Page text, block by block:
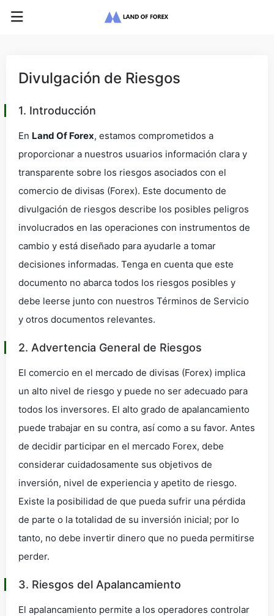
Divulgación de Riesgos
1. Introducción
En Land Of Forex, estamos comprometidos a
proporcionar a nuestros usuarios información clara y
transparente sobre los riesgos asociados con el
comercio de divisas (Forex). Este documento de
divulgación de riesgos describe los posibles peligros
involucrados en las operaciones con instrumentos de
cambio y está diseñado para ayudarle a tomar
decisiones informadas. Tenga en cuenta que este
documento no abarca todos los riesgos posibles y
debe leerse junto con nuestros Términos de Servicio
y otros documentos relevantes.
2. Advertencia General de Riesgos
El comercio en el mercado de divisas (Forex) implica
un alto nivel de riesgo y puede no ser adecuado para
todos los inversores. El alto grado de apalancamiento
puede trabajar en su contra, así como a su favor. Antes
de decidir participar en el mercado Forex, debe
considerar cuidadosamente sus objetivos de
inversión, nivel de experiencia y apetito de riesgo.
Existe la posibilidad de que pueda sufrir una pérdida
de parte o la totalidad de su inversión inicial; por lo
tanto, no debe invertir dinero que no pueda permitirse
perder.
3. Riesgos del Apalancamiento
El apalancamiento permite a los operadores controlar